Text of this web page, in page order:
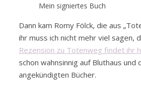
Mein signiertes Buch
Dann kam Romy Fölck, die aus
ihr muss ich nicht mehr viel sagen,
Rezension zu Totenweg findet ihr
schon wahnsinnig auf Bluthaus und
angekündigten Bücher.